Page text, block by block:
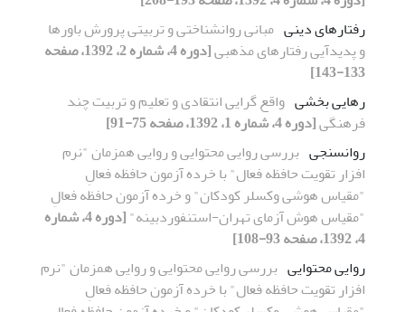
رفتارهای دینی مبانی روانشناختی و تربیتی پرورش باورها
و پدیدآیی رفتارهای مذهبی
[دوره 4، شماره 2، 1392، صفحه
133-143]
رهایی‌ بخشی واقع گرایی انتقادی و تعلیم و تربیت چند
فرهنگی[دوره 4، شماره 1، 1392، صفحه 75-91]
روانسنجی بررسی روایی محتوایی و روایی همزمان "نرم
افزار تقویت حافظه فعال" با خرده آزمون حافظه فعالِ
"مقیاس هوشی وکسلر کودکان" و خرده آزمون‌ حافظه فعالِ
"مقیاس هوش آزمای تهران-استنفوردبینه"
[دوره 4، شماره
4، 1392، صفحه 93-108]
روایی محتوایی بررسی روایی محتوایی و روایی همزمان "نرم
افزار تقویت حافظه فعال" با خرده آزمون حافظه فعالِ